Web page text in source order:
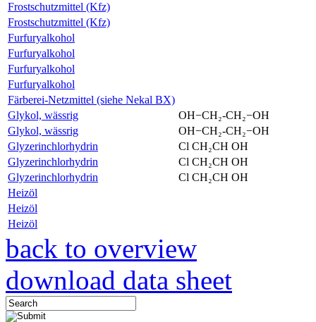
Frostschutzmittel (Kfz)
Frostschutzmittel (Kfz)
Furfuryalkohol
Furfuryalkohol
Furfuryalkohol
Furfuryalkohol
Färberei-Netzmittel (siehe Nekal BX)
Glykol, wässrig
OH−CH₂-CH₂−OH
Glykol, wässrig
OH−CH₂-CH₂−OH
Glyzerinchlorhydrin
Cl CH₂CH OH
Glyzerinchlorhydrin
Cl CH₂CH OH
Glyzerinchlorhydrin
Cl CH₂CH OH
Heizöl
Heizöl
Heizöl
back to overview
download data sheet